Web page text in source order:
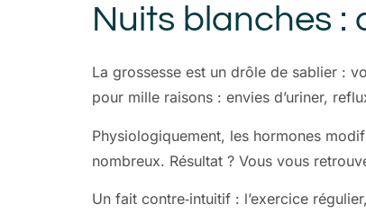
Nuits blanches :
La grossesse est un drôle de sablier :
pour mille raisons : envies d’uriner,
Physiologiquement, les hormones
nombreux. Résultat ? Vous vous
Un fait contre‑intuitif : l’exercice